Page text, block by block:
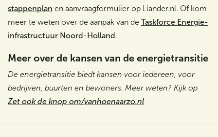
stappenplan en aanvraagformulier op Liander.nl. Of kom
meer te weten over de aanpak van de Taskforce Energie-
infrastructuur Noord-Holland .
Meer over de kansen van de energietransitie
De energietransitie biedt kansen voor iedereen, voor
bedrijven, buurten en bewoners. Meer weten? Kijk op
Zet ook de knop om/vanhoenaarzo.nl